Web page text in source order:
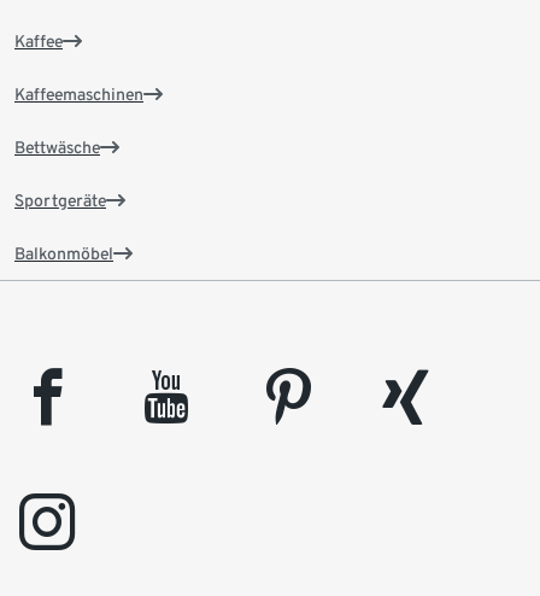
Kaffee
Kaffeemaschinen
Bettwäsche
Sportgeräte
Balkonmöbel
facebook youtube pinterest
xing
instagram